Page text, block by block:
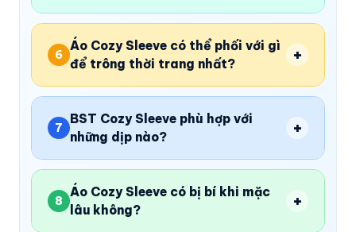
6
Áo Cozy Sleeve có thể phối với gì
để trông thời trang nhất?
+
7
BST Cozy Sleeve phù hợp với
những dịp nào?
+
8
Áo Cozy Sleeve có bị bí khi mặc
lâu không?
+